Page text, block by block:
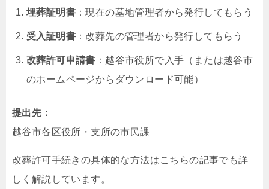
埋葬証明書 ：現在の墓地管理者から発行してもらう
受入証明書 ：改葬先の管理者から発行してもらう
改葬許可申請書 ：越谷市役所で入手（または越谷市
のホームページからダウンロード可能）
提出先：
越谷市各区役所・支所の市民課
改葬許可手続きの具体的な方法はこちらの記事でも詳
しく解説しています。